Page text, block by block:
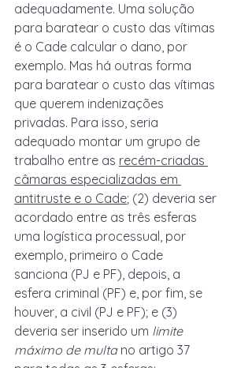
adequadamente. Uma solução
para baratear o custo das vítimas
é o Cade calcular o dano, por
exemplo. Mas há outras forma
para baratear o custo das vítimas
que querem indenizações
privadas. Para isso, seria
adequado montar um grupo de
trabalho entre as recém-criadas
câmaras especializadas em
antitruste e o Cade; (2) deveria ser
acordado entre as três esferas
uma logística processual, por
exemplo, primeiro o Cade
sanciona (PJ e PF), depois, a
esfera criminal (PF) e, por fim, se
houver, a civil (PJ e PF); e (3)
deveria ser inserido um limite
máximo de multa no artigo 37